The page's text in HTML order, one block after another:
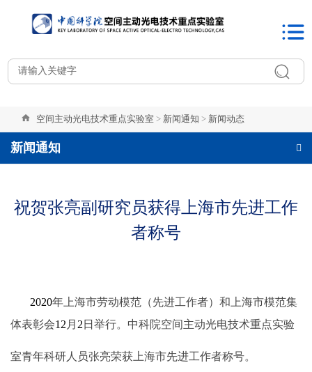
空间主动光电技术重点实验室 > 新闻通知 > 新闻动态
新闻通知
祝贺张亮副研究员获得上海市先进工作
者称号
2020年上海市劳动模范（先进工作者）和上海市模范集
体表彰会12 月 2 日举行。中科院空间主动光电技术重点实验
室青年科研人员张亮荣获上海市先进工作者称号。